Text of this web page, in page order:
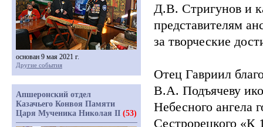
Д.В. Стригунов и
представителям
за творческие
Отец Гавриил
В.А. Подъячеву
Небесного ангела
Сестрорецкого «К
основан 9 мая 2021 г.
Другие события
Апшеронский отдел
Казачьего Конвоя Памяти
Царя Мученика Николая II (53)